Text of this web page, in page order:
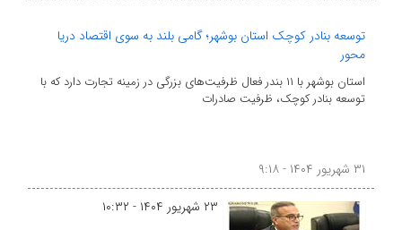
توسعه بنادر کوچک استان بوشهر؛ گامی بلند به سوی اقتصاد دریا
محور
استان بوشهر با ۱۱ بندر فعال ظرفیت‌های بزرگی در زمینه تجارت دارد که با
توسعه بنادر کوچک، ظرفیت صادرات
۳۱ شهریور ۱۴۰۴ - ۹:۱۸
۲۳ شهریور ۱۴۰۴ - ۱۰:۳۲